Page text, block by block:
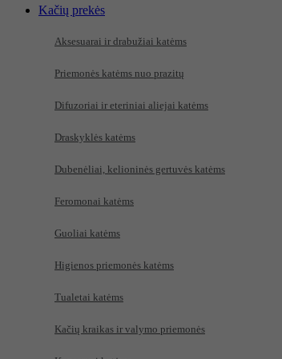
Kačių prekės
Aksesuarai ir drabužiai katėms
Priemonės katėms nuo prazitų
Difuzoriai ir eteriniai aliejai katėms
Draskyklės katėms
Dubenėliai, kelioninės gertuvės katėms
Feromonai katėms
Guoliai katėms
Higienos priemonės katėms
Tualetai katėms
Kačių kraikas ir valymo priemonės